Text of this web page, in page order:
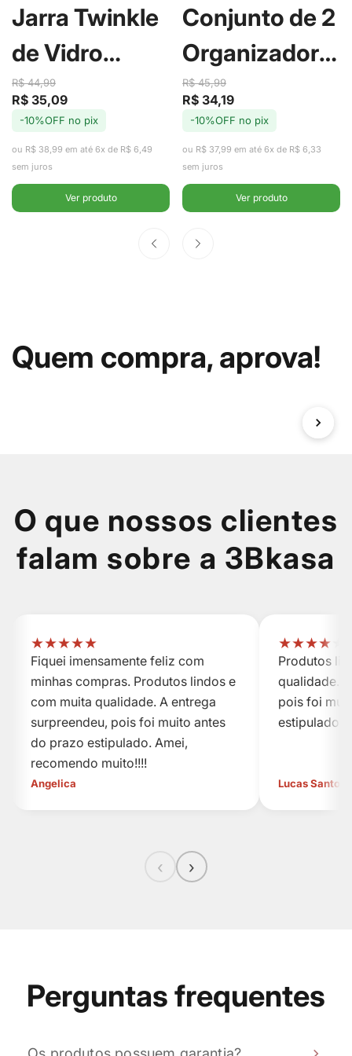
Jarra Twinkle
de Vidro
Borossilicato
com Tampa
em Aço Inox
2,2L -
Preço
de
R$ 35,09
Preço
regular
R$ 44,99
-10%OFF no pix
ou R$ 38,99 em até 6x de R$ 6,49
sem juros
Ver produto
Conjunto de 2
Organizadores
de Geladeira
com Cesto
Clear Fresh
2,2L - Ou
Preço
de
R$ 34,19
Preço
regular
R$ 45,99
-10%OFF no pix
ou R$ 37,99 em até 6x de R$ 6,33
sem juros
Ver produto
Quem compra, aprova!
O que nossos clientes
falam sobre a 3Bkasa
★★★★★
Fiquei imensamente feliz com
minhas compras. Produtos lindos e
com muita qualidade. A entrega
surpreendeu, pois foi muito antes
do prazo estipulado. Amei,
recomendo muito!!!!
Angelica
★★★★
Produtos
qualidade.
pois foi
estipulado.
Lucas Santos
‹ ›
Perguntas frequentes